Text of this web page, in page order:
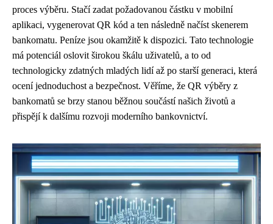
proces výběru. Stačí zadat požadovanou částku v mobilní
aplikaci, vygenerovat QR kód a ten následně načíst skenerem
bankomatu. Peníze jsou okamžitě k dispozici. Tato technologie
má potenciál oslovit širokou škálu uživatelů, a to od
technologicky zdatných mladých lidí až po starší generaci, která
ocení jednoduchost a bezpečnost. Věříme, že QR výběry z
bankomatů se brzy stanou běžnou součástí našich životů a
přispějí k dalšímu rozvoji moderního bankovnictví.